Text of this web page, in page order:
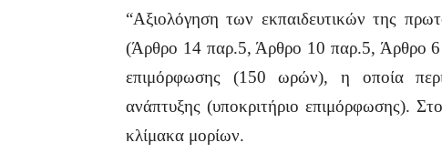
“Αξιολόγηση των εκπαιδευτικών της
(Άρθρο 14 παρ.5, Άρθρο 10 παρ.5, Άρθρο 6
επιμόρφωσης (150 ωρών), η οποία
ανάπτυξης (υποκριτήριο επιμόρφωσης).
κλίμακα μορίων.